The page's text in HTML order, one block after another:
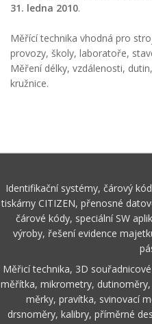
31. ledna 2010.
Měřící technika vhodná pro
provozy, školy, laboratoře,
Měření délky, vzdálenosti,
kružnice.
Identifikační systémy, čárový
tiskárny CITIZEN, přenosné
čárové kódy, speciální SW
výroby, řešení evidence
Měřicí technika, 3D
měřítka, mikrometry,
měrky, pravítka, svinovací
drsnoměry, kalibry, příměrné